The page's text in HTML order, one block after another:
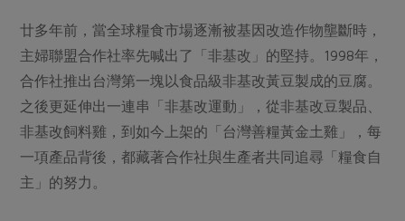
美妝保養 個人清潔
家庭清潔 織品
日用品 圖書禮品
防災用品
最新產品
主題食譜
異國料理
年菜食譜
養身食補
節慶大餐
2024農業發展計畫年度報告
更多議題活動
生活者e週報
典藏閱覽室
社務專區
選舉專區
媒體報導
下載專區
廿多年前，當全球糧食市場逐漸被基因改造作物壟斷時，
主婦聯盟合作社率先喊出了「非基改」的堅持。1998年，
合作社推出台灣第一塊以食品級非基改黃豆製成的豆腐。
之後更延伸出一連串「非基改運動」，從非基改豆製品、
非基改飼料雞，到如今上架的「台灣善糧黃金土雞」，每
一項產品背後，都藏著合作社與生產者共同追尋「糧食自
主」的努力。